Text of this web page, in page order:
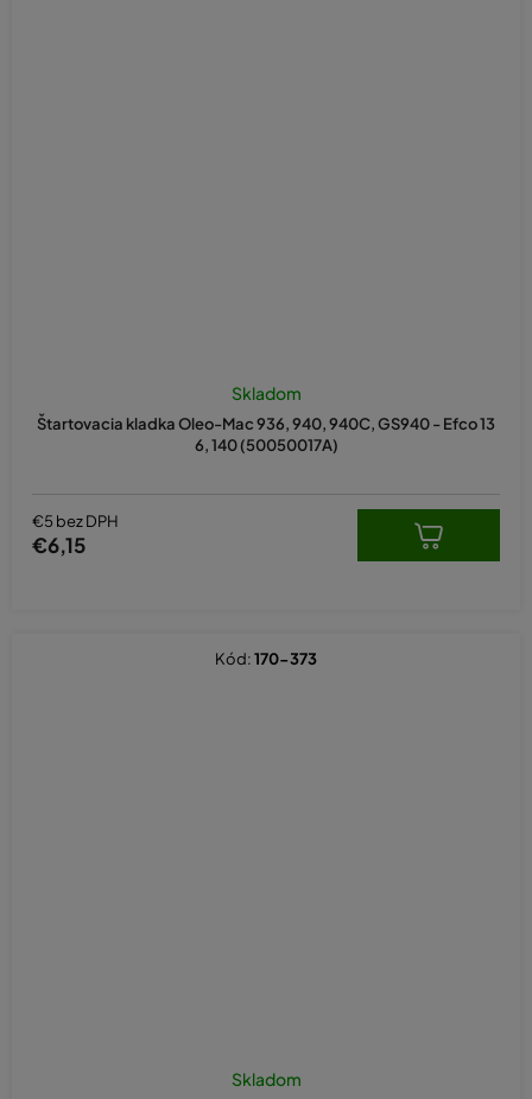
Štartovacia kladka Oleo-Mac 936, 940, 940C, GS940 - Efco 13
6, 140 (50050017A)
Skladom
€5 bez DPH
€6,15
Skladom
Kód:170-373